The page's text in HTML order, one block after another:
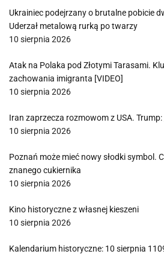
Ukrainiec podejrzany o brutalne pobicie
Uderzał metalową rurką po twarzy
10 sierpnia 2026
Atak na Polaka pod Złotymi Tarasami.
zachowania imigranta [VIDEO]
10 sierpnia 2026
Iran zaprzecza rozmowom z USA.
10 sierpnia 2026
Poznań może mieć nowy słodki symbol.
znanego cukiernika
10 sierpnia 2026
Kino historyczne z własnej kieszeni
10 sierpnia 2026
Kalendarium historyczne: 10 sierpnia